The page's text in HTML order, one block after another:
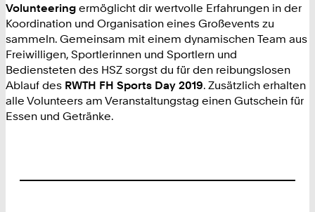
Volunteering ermöglicht dir wertvolle Erfahrungen in der
Koordination und Organisation eines Großevents zu
sammeln. Gemeinsam mit einem dynamischen Team aus
Freiwilligen, Sportlerinnen und Sportlern und
Bediensteten des HSZ sorgst du für den reibungslosen
Ablauf des RWTH FH Sports Day 2019. Zusätzlich erhalten
alle Volunteers am Veranstaltungstag einen Gutschein für
Essen und Getränke.